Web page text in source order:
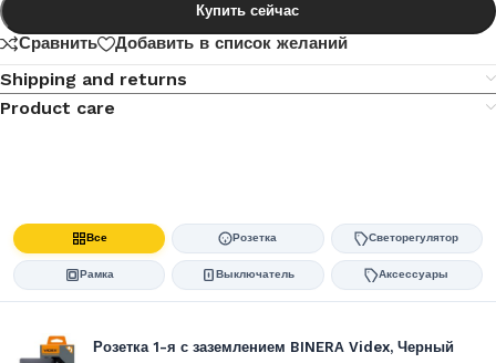
Купить сейчас
Сравнить Добавить в список желаний
Shipping and returns
Product care
Все Розетка Светорегулятор
Рамка Выключатель Аксессуары
Розетка 1-я с заземлением BINERA Videx, Черный